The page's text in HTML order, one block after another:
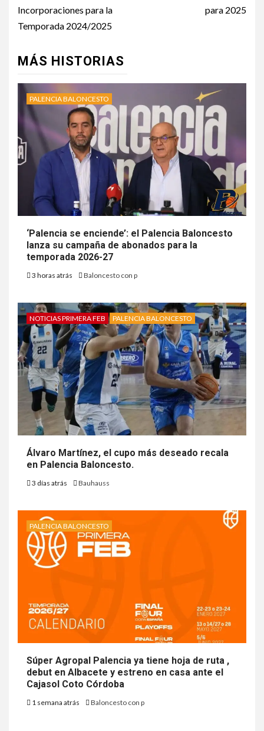
Incorporaciones para la
Temporada 2024/2025
para 2025
MÁS HISTORIAS
PALENCIA BALONCESTO
‘Palencia se enciende’: el Palencia Baloncesto
lanza su campaña de abonados para la
temporada 2026-27
3 horas atrás Baloncesto con p
NOTICIAS PRIMERA FEB PALENCIA BALONCESTO
Álvaro Martínez, el cupo más deseado recala
en Palencia Baloncesto.
3 días atrás Bauhauss
PALENCIA BALONCESTO
Súper Agropal Palencia ya tiene hoja de ruta ,
debut en Albacete y estreno en casa ante el
Cajasol Coto Córdoba
1 semana atrás Baloncesto con p